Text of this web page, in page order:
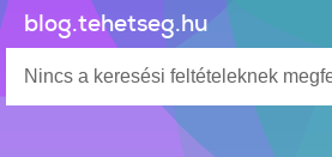
blog.tehetseg.hu
Nincs a keresési feltételeknek